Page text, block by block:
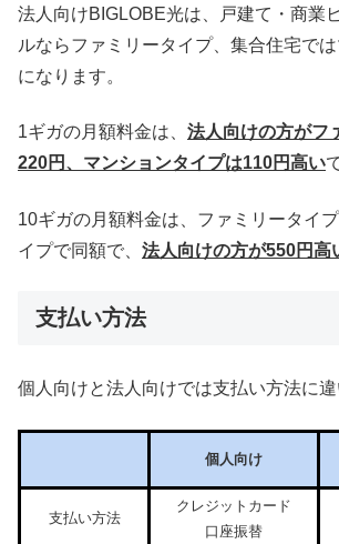
法人向けBIGLOBE光は、戸建て・商業
ルならファミリータイプ、集合住宅で
になります。
1ギガの月額料金は、 法人向けの方がフ
220円、マンションタイプは110円高い
10ギガの月額料金は、ファミリータイ
イプで同額で、 法人向けの方が550円高
支払い方法
個人向けと法人向けでは支払い方法に違
個人向け
支払い方法
クレジットカード
口座振替